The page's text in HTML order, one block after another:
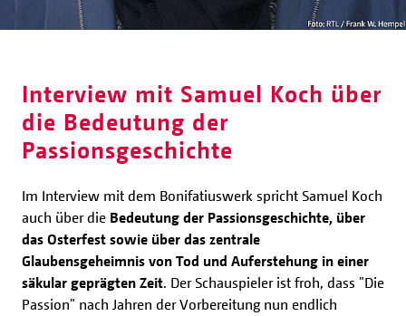
Interview mit Samuel Koch über
die Bedeutung der
Passionsgeschichte
Im Interview mit dem Bonifatiuswerk spricht Samuel Koch
auch über die Bedeutung der Passionsgeschichte, über
das Osterfest sowie über das zentrale
Glaubensgeheimnis von Tod und Auferstehung in einer
säkular geprägten Zeit. Der Schauspieler ist froh, dass "Die
Passion" nach Jahren der Vorbereitung nun endlich